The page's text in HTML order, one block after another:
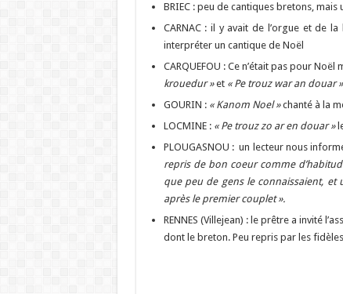
BRIEC : peu de cantiques bretons,
CARNAC : il y avait de l’orgue et de
interpréter un cantique de Noël
CARQUEFOU : Ce n’était pas pour
krouedur »et « Pe trouz war an douar
GOURIN :« Kanom Noel »chanté à la
LOCMINE : « Pe trouz zo ar en douar »
PLOUGASNOU : un lecteur nous
repris de bon coeur comme
que peu de gens le connaissaient,
après le premier couplet ».
RENNES (Villejean) : le prêtre a invité
dont le breton. Peu repris par les